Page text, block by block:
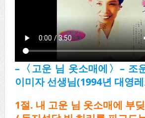
–〈고운 님 옷소매에 〉– 조
이미자 선생님(1994년 대영
1절. 내 고운 님 옷소매에 부